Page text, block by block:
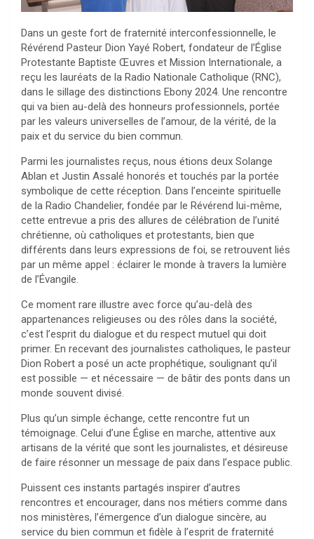
Dans un geste fort de fraternité interconfessionnelle, le
Révérend Pasteur Dion Yayé Robert, fondateur de l’Église
Protestante Baptiste Œuvres et Mission Internationale, a
reçu les lauréats de la Radio Nationale Catholique (RNC),
dans le sillage des distinctions Ebony 2024. Une rencontre
qui va bien au-delà des honneurs professionnels, portée
par les valeurs universelles de l’amour, de la vérité, de la
paix et du service du bien commun.
Parmi les journalistes reçus, nous étions deux Solange
Ablan et Justin Assalé honorés et touchés par la portée
symbolique de cette réception. Dans l’enceinte spirituelle
de la Radio Chandelier, fondée par le Révérend lui-même,
cette entrevue a pris des allures de célébration de l’unité
chrétienne, où catholiques et protestants, bien que
différents dans leurs expressions de foi, se retrouvent liés
par un même appel : éclairer le monde à travers la lumière
de l’Évangile.
Ce moment rare illustre avec force qu’au-delà des
appartenances religieuses ou des rôles dans la société,
c’est l’esprit du dialogue et du respect mutuel qui doit
primer. En recevant des journalistes catholiques, le pasteur
Dion Robert a posé un acte prophétique, soulignant qu’il
est possible — et nécessaire — de bâtir des ponts dans un
monde souvent divisé.
Plus qu’un simple échange, cette rencontre fut un
témoignage. Celui d’une Église en marche, attentive aux
artisans de la vérité que sont les journalistes, et désireuse
de faire résonner un message de paix dans l’espace public.
Puissent ces instants partagés inspirer d’autres
rencontres et encourager, dans nos métiers comme dans
nos ministères, l’émergence d’un dialogue sincère, au
service du bien commun et fidèle à l’esprit de fraternité